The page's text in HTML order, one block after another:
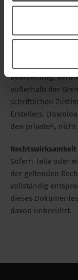
Die Betreiber der
Urheberrechte
Seitenbetreiber
Seiten
Bearbeitung,
außerhalb der
schriftlichen
Erstellers.
den privaten, nicht
Rechtswirksamkeit
Sofern Teile oder
der geltenden
vollständig
dieses
davon unberührt.